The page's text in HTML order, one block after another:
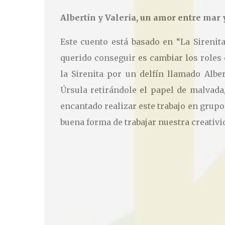
Albertín y Valeria, un amor entre mar
Este cuento está basado en “La
querido conseguir es cambiar los roles
la Sirenita por un delfín llamado
Úrsula retirándole el papel de
encantado realizar este trabajo en
buena forma de trabajar nuestra